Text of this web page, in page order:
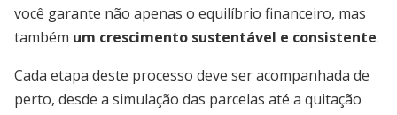
você garante não apenas o equilíbrio financeiro, mas
também um crescimento sustentável e consistente.
Cada etapa deste processo deve ser acompanhada de
perto, desde a simulação das parcelas até a quitação